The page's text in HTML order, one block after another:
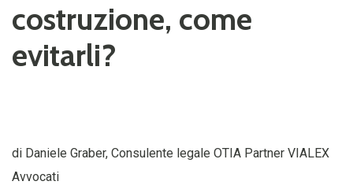
costruzione, come
evitarli?
di Daniele Graber, Consulente legale OTIA Partner VIALEX
Avvocati